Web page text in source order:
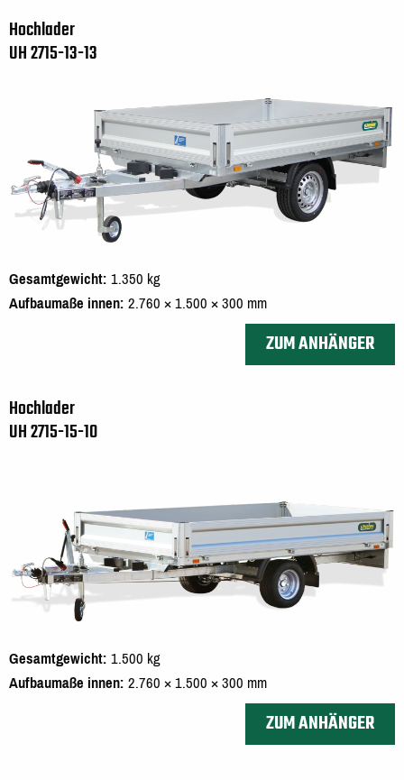
Hochlader
UH 2715-13-13
Gesamtgewicht 1.350 kg
Aufbaumaße innen 2.760 × 1.500 × 300 mm
ZUM ANHÄNGER
Hochlader
UH 2715-15-10
Gesamtgewicht 1.500 kg
Aufbaumaße innen 2.760 × 1.500 × 300 mm
ZUM ANHÄNGER